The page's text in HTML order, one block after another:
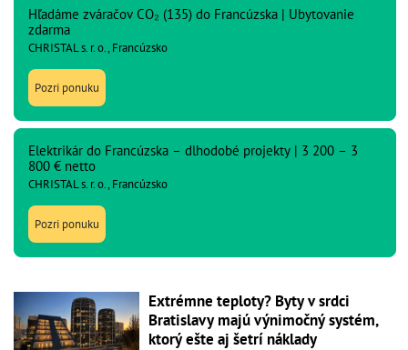
Hľadáme zváračov CO₂ (135) do Francúzska | Ubytovanie
zdarma
CHRISTAL s. r. o., Francúzsko
Pozri ponuku
Elektrikár do Francúzska – dlhodobé projekty | 3 200 – 3
800 € netto
CHRISTAL s. r. o., Francúzsko
Pozri ponuku
Extrémne teploty? Byty v srdci
Bratislavy majú výnimočný systém,
ktorý ešte aj šetrí náklady